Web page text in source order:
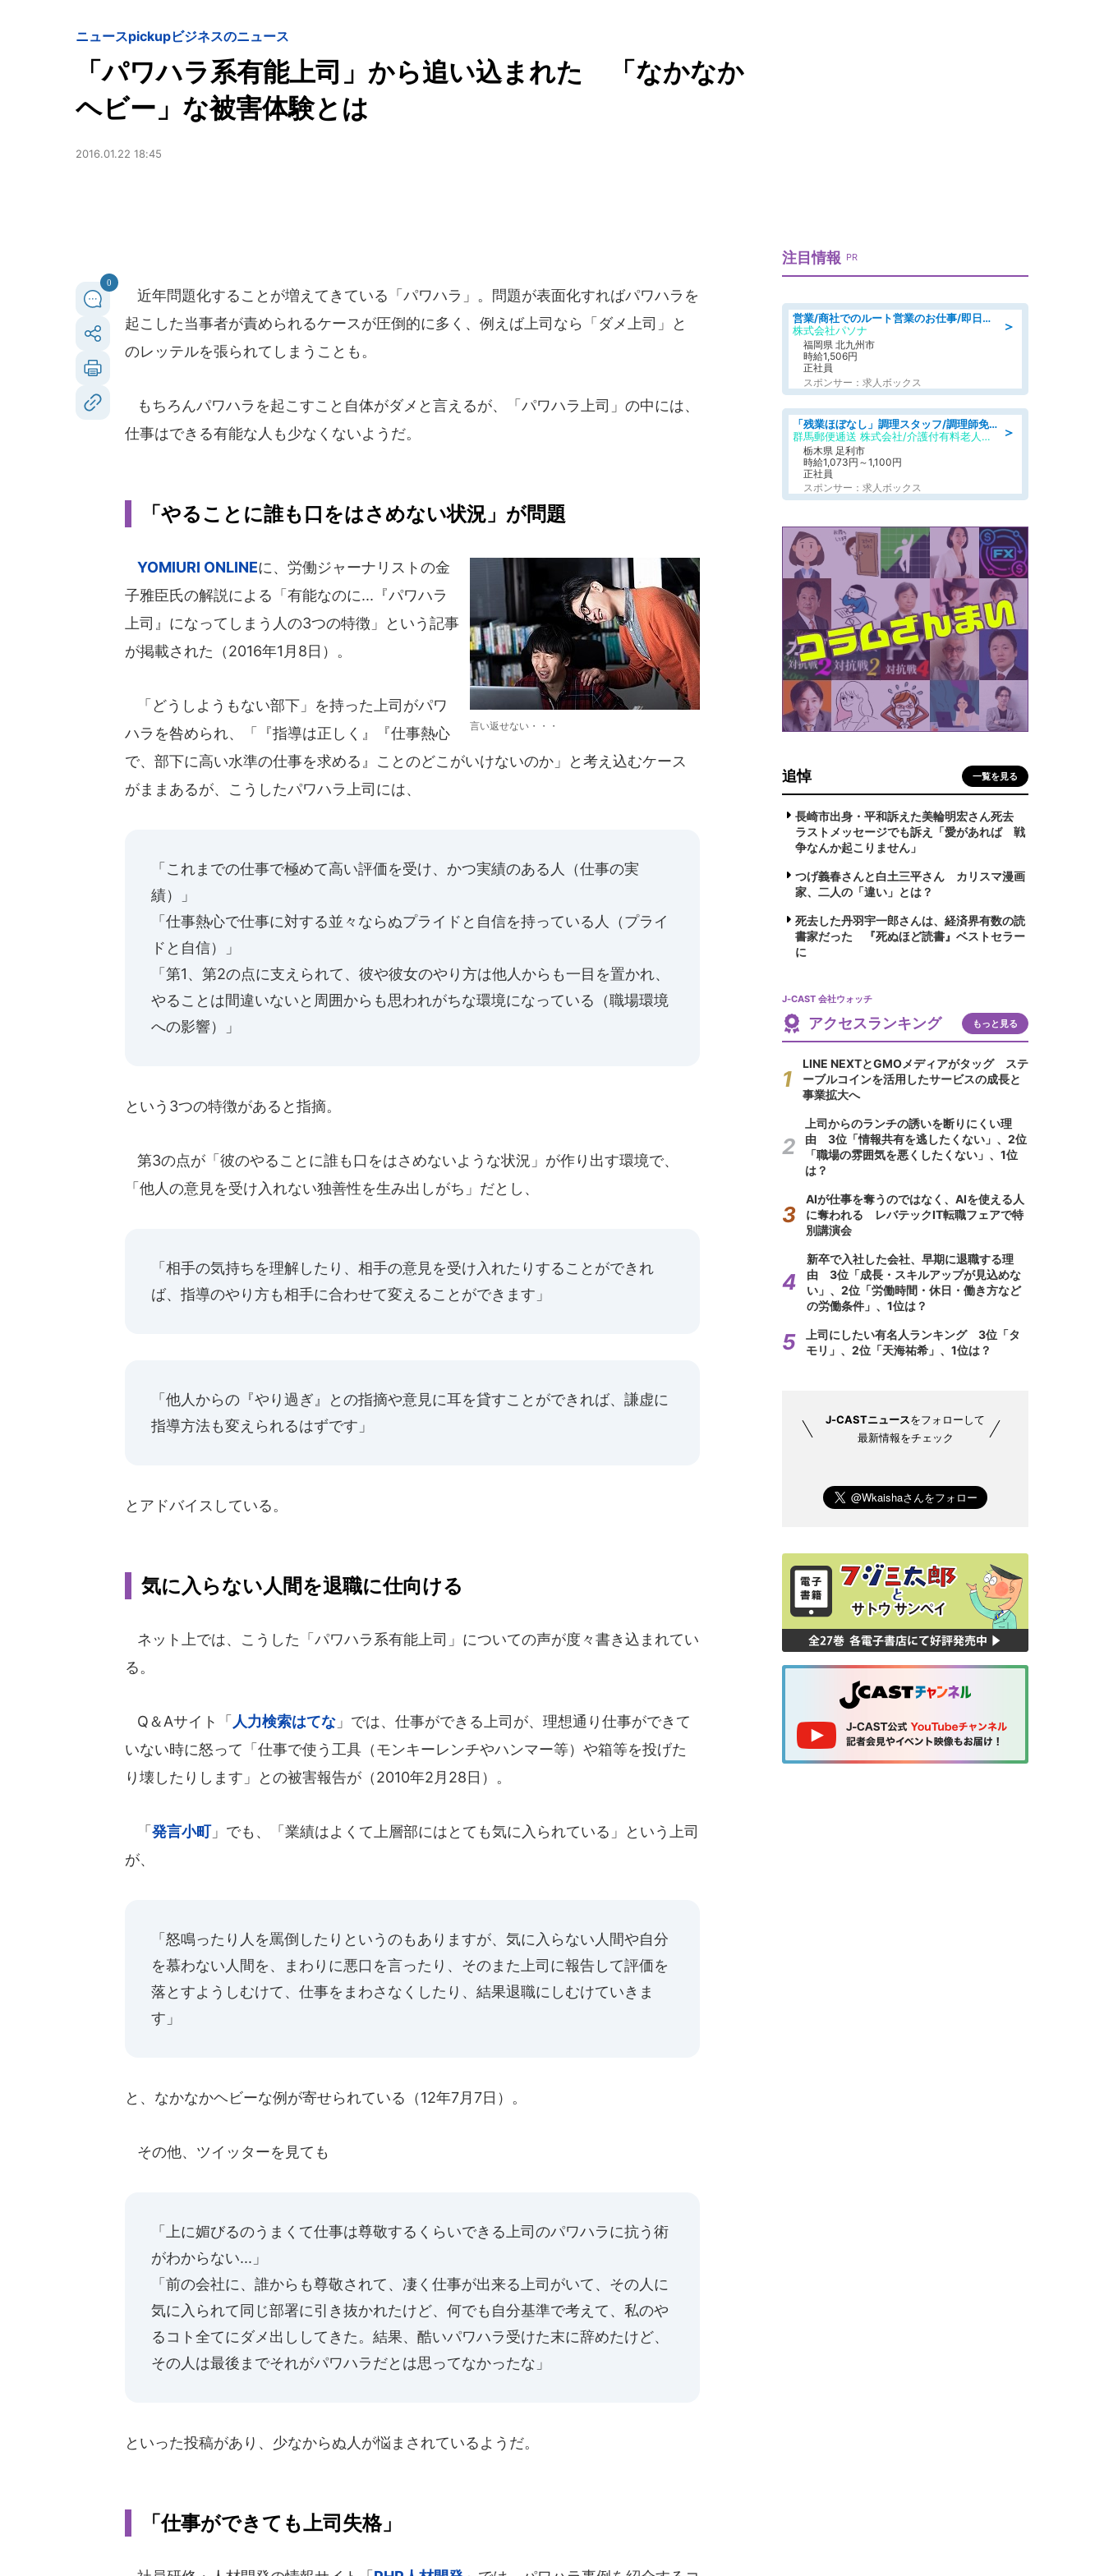
ニュースpickupビジネスのニュース
「パワハラ系有能上司」から追い込まれた 「なかなか
ヘビー」な被害体験とは
2016.01.22 18:45
0
近年問題化することが増えてきている「パワハラ」。問題が表面化すればパワハラを
起こした当事者が責められるケースが圧倒的に多く、例えば上司なら「ダメ上司」と
のレッテルを張られてしまうことも。
もちろんパワハラを起こすこと自体がダメと言えるが、「パワハラ上司」の中には、
仕事はできる有能な人も少なくないようだ。
「やることに誰も口をはさめない状況」が問題
言い返せない・・・
YOMIURI ONLINEに、労働ジャーナリストの金
子雅臣氏の解説による「有能なのに...『パワハラ
上司』になってしまう人の3つの特徴」という記事
が掲載された（2016年1月8日）。
「どうしようもない部下」を持った上司がパワ
ハラを咎められ、「『指導は正しく』『仕事熱心
で、部下に高い水準の仕事を求める』ことのどこがいけないのか」と考え込むケース
がままあるが、こうしたパワハラ上司には、
「これまでの仕事で極めて高い評価を受け、かつ実績のある人（仕事の実
績）」
「仕事熱心で仕事に対する並々ならぬプライドと自信を持っている人（プライ
ドと自信）」
「第1、第2の点に支えられて、彼や彼女のやり方は他人からも一目を置かれ、
やることは間違いないと周囲からも思われがちな環境になっている（職場環境
への影響）」
という3つの特徴があると指摘。
第3の点が「彼のやることに誰も口をはさめないような状況」が作り出す環境で、
「他人の意見を受け入れない独善性を生み出しがち」だとし、
「相手の気持ちを理解したり、相手の意見を受け入れたりすることができれ
ば、指導のやり方も相手に合わせて変えることができます」
「他人からの『やり過ぎ』との指摘や意見に耳を貸すことができれば、謙虚に
指導方法も変えられるはずです」
とアドバイスしている。
気に入らない人間を退職に仕向ける
ネット上では、こうした「パワハラ系有能上司」についての声が度々書き込まれてい
る。
Q＆Aサイト「 人力検索はてな 」では、仕事ができる上司が、理想通り仕事ができて
いない時に怒って「仕事で使う工具（モンキーレンチやハンマー等）や箱等を投げた
り壊したりします」との被害報告が（2010年2月28日）。
「 発言小町」でも、「業績はよくて上層部にはとても気に入られている」という上司
が、
「怒鳴ったり人を罵倒したりというのもありますが、気に入らない人間や自分
を慕わない人間を、まわりに悪口を言ったり、そのまた上司に報告して評価を
落とすようしむけて、仕事をまわさなくしたり、結果退職にしむけていきま
す」
と、なかなかヘビーな例が寄せられている（12年7月7日）。
その他、ツイッターを見ても
「上に媚びるのうまくて仕事は尊敬するくらいできる上司のパワハラに抗う術
がわからない...」
「前の会社に、誰からも尊敬されて、凄く仕事が出来る上司がいて、その人に
気に入られて同じ部署に引き抜かれたけど、何でも自分基準で考えて、私のや
るコト全てにダメ出ししてきた。結果、酷いパワハラ受けた末に辞めたけど、
その人は最後までそれがパワハラだとは思ってなかったな」
といった投稿があり、少なからぬ人が悩まされているようだ。
「仕事ができても上司失格」
注目情報 PR
＞
営業/商社でのルート営業のお仕事/即日勤務可/車通勤可/営業
株式会社パソナ
福岡県 北九州市
時給1,506円
正社員
スポンサー：求人ボックス
＞
「残業ほぼなし」調理スタッフ/調理師免許必須/正職員/日勤のみ/介護付き有料老人ホーム/社会保障完備
群馬郵便逓送 株式会社/介護付有料老人ホーム ふる里
栃木県 足利市
時給1,073円～1,100円
正社員
スポンサー：求人ボックス
追悼 一覧を見る
長崎市出身・平和訴えた美輪明宏さん死去
ラストメッセージでも訴え「愛があれば 戦
争なんか起こりません」
つげ義春さんと白土三平さん カリスマ漫画
家、二人の「違い」とは？
死去した丹羽宇一郎さんは、経済界有数の読
書家だった 『死ぬほど読書』ベストセラー
に
J-CAST 会社ウォッチ
アクセスランキング もっと見る
LINE NEXTとGMOメディアがタッグ ステ
ーブルコインを活用したサービスの成長と
事業拡大へ
上司からのランチの誘いを断りにくい理
由 3位「情報共有を逃したくない」、2位
「職場の雰囲気を悪くしたくない」、1位
は？
AIが仕事を奪うのではなく、AIを使える人
に奪われる レバテックIT転職フェアで特
別講演会
新卒で入社した会社、早期に退職する理
由 3位「成長・スキルアップが見込めな
い」、2位「労働時間・休日・働き方など
の労働条件」、1位は？
上司にしたい有名人ランキング 3位「タ
モリ」、2位「天海祐希」、1位は？
J-CASTニュースをフォローして
最新情報をチェック